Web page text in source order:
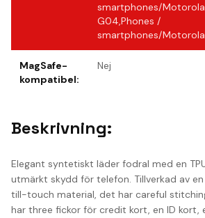
smartphones/
G04,Phones /
smartphones/
MagSafe-
kompatibel:
Nej
Beskrivning:
Elegant syntetiskt läder fodral med en
utmärkt skydd för telefon. Tillverkad av
till-touch material, det har careful
har three fickor för credit kort, en ID kort,